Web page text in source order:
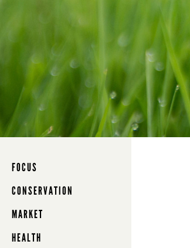
FOCUS
CONSERVATION
MARKET
HEALTH